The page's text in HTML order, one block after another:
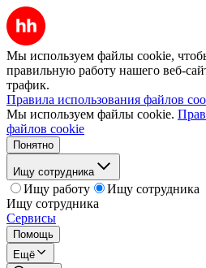
Мы используем файлы cookie,
правильную работу нашего веб-
трафик.
Правила использования файлов
Мы используем файлы cookie.
файлов cookie
Понятно
Ищу сотрудника
Ищу работу
Ищу сотрудника
Ищу сотрудника
Сервисы
Помощь
Ещё